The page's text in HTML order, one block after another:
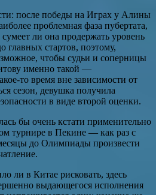
после победы на Играх у Алины
проблемная фаза пубертата,
ли она продержать уровень
главных стартов, поэтому,
чтобы судьи и соперницы
именно такой —
то время вне зависимости от
сезон, девушка получила
в виде второй оценки.
бы очень кстати применительно
турнире в Пекине — как раз с
до Олимпиады произвести
ли в Китае рисковать, здесь
выдающегося исполнения